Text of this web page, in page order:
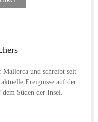
Mallorca und schreibt seit
Ereignisse auf der
Süden der Insel.